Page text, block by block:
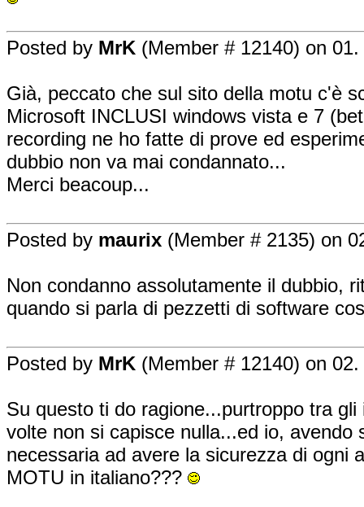
Posted by MrK (Member # 12140) on
Già, peccato che sul sito della motu c'è
Microsoft INCLUSI windows vista e 7
recording ne ho fatte di prove ed
dubbio non va mai condannato...
Merci beacoup...
Posted by maurix (Member # 2135) on
Non condanno assolutamente il dubbio,
quando si parla di pezzetti di software
Posted by MrK (Member # 12140) on
Su questo ti do ragione...purtroppo tra
volte non si capisce nulla...ed io,
necessaria ad avere la sicurezza di ogni
MOTU in italiano???